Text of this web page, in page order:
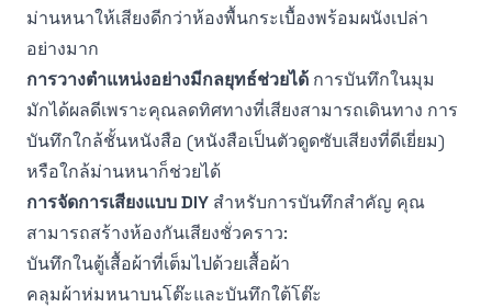
ม่านหนาให้เสียงดีกว่าห้องพื้นกระเบื้องพร้อมผนังเปล่า
อย่างมาก
การวางตำแหน่งอย่างมีกลยุทธ์ช่วยได้ การบันทึกในมุม
มักได้ผลดีเพราะคุณลดทิศทางที่เสียงสามารถเดินทาง การ
บันทึกใกล้ชั้นหนังสือ (หนังสือเป็นตัวดูดซับเสียงที่ดีเยี่ยม)
หรือใกล้ม่านหนาก็ช่วยได้
การจัดการเสียงแบบ DIY สำหรับการบันทึกสำคัญ คุณ
สามารถสร้างห้องกันเสียงชั่วคราว:
บันทึกในตู้เสื้อผ้าที่เต็มไปด้วยเสื้อผ้า
คลุมผ้าห่มหนาบนโต๊ะและบันทึกใต้โต๊ะ